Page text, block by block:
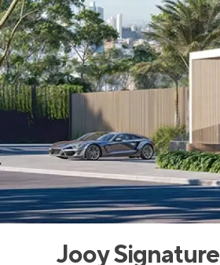
Jooy Signature